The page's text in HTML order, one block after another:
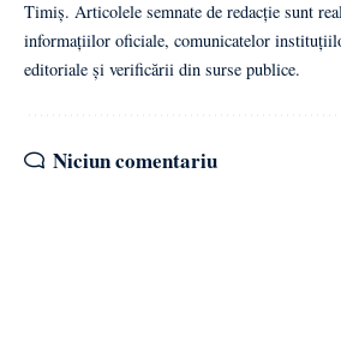
Timiș. Articolele semnate de redacție sunt
informațiilor oficiale, comunicatelor
editoriale și verificării din surse publice.
Niciun comentariu